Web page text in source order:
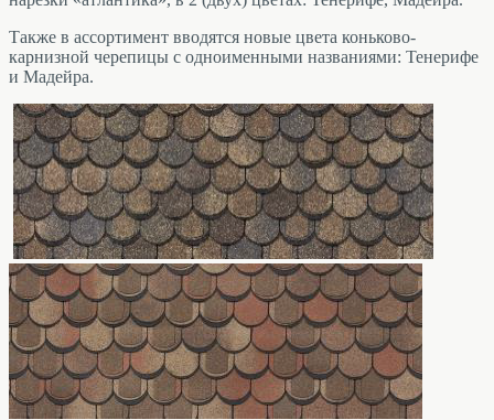
Также в ассортимент вводятся новые цвета коньково-
карнизной черепицы с одноименными названиями: Тенерифе
и Мадейра.